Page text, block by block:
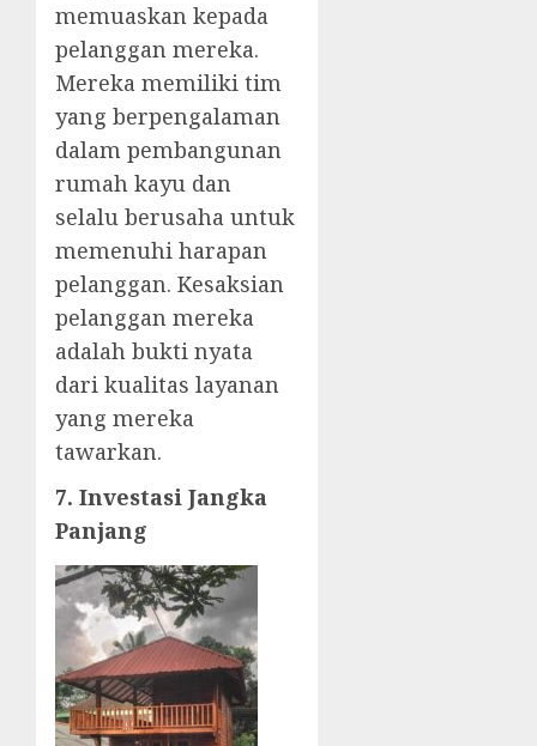
memuaskan kepada
pelanggan mereka.
Mereka memiliki tim
yang berpengalaman
dalam pembangunan
rumah kayu dan
selalu berusaha untuk
memenuhi harapan
pelanggan. Kesaksian
pelanggan mereka
adalah bukti nyata
dari kualitas layanan
yang mereka
tawarkan.
7. Investasi Jangka
Panjang